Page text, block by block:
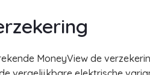
MoneyView de